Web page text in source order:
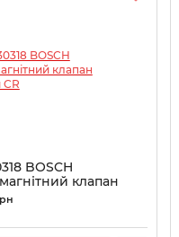
BOSCH
клапан
CR